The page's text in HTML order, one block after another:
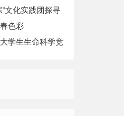
文化实践团探寻
色彩
学生生命科学竞